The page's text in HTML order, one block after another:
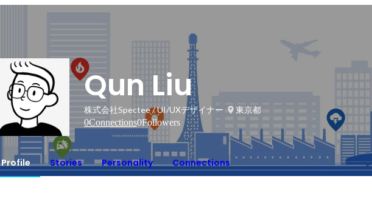
Qun Liu
株式会社Spectee / UI/UXデザイナー
東京都
0Connections0Followers
Profile Stories Personality Connections